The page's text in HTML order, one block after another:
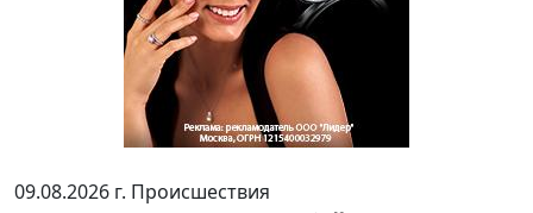
09.08.2026 г. Происшествия